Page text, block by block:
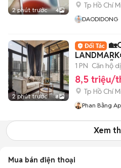
2 phút trước 4
Tp Hồ Chí
DAODIDONG
2 phút trước 8
24/24 - LỄ
1 PN Căn hộ
8,5 triệu/
Tp Hồ Chí
Phan Bằng
Xem
Mua bán điện thoại